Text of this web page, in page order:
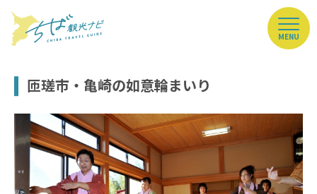
MENU
匝瑳市・亀崎の如意輪まいり